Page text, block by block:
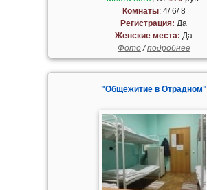
Комнаты: 4/ 6/ 8
Регистрация: Да
Женские места: Да
Фото/подробнее
"Общежитие в Отрадном"